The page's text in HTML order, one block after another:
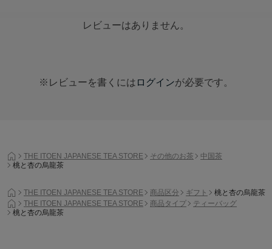
レビューはありません。
※レビューを書くには ログインが必要です。
THE ITOEN JAPANESE TEA STORE その他のお茶
中国茶
桃と杏の烏龍茶
THE ITOEN JAPANESE TEA STORE 商品区分 ギフト
桃と杏の烏龍茶
THE ITOEN JAPANESE TEA STORE
商品タイプ
ティーバッグ
桃と杏の烏龍茶